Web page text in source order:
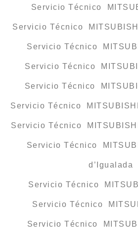
Servicio Técnico
Servicio Técnico
Servicio Técnico
Servicio Técnico
Servicio Técnico
Servicio Técnico
Servicio Técnico
Servicio Técnico
d’Igualada
Servicio Técnico
Servicio Técnico
Servicio Técnico